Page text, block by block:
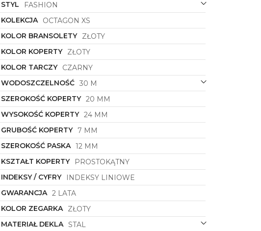
STYL
FASHION
KOLEKCJA
OCTAGON XS
KOLOR BRANSOLETY
ZŁOTY
KOLOR KOPERTY
ZŁOTY
KOLOR TARCZY
CZARNY
WODOSZCZELNOŚĆ 30 M
SZEROKOŚĆ KOPERTY 20 MM
WYSOKOŚĆ KOPERTY 24 MM
GRUBOŚĆ KOPERTY
7 MM
SZEROKOŚĆ PASKA 12 MM
KSZTAŁT KOPERTY
PROSTOKĄTNY
INDEKSY / CYFRY
INDEKSY LINIOWE
GWARANCJA 2 LATA
KOLOR ZEGARKA
ZŁOTY
MATERIAŁ DEKLA STAL